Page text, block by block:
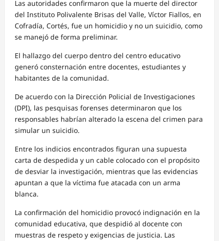
Las autoridades confirmaron que la muerte del director
del Instituto Polivalente Brisas del Valle, Víctor Fiallos, en
Cofradía, Cortés, fue un homicidio y no un suicidio, como
se manejó de forma preliminar.
El hallazgo del cuerpo dentro del centro educativo
generó consternación entre docentes, estudiantes y
habitantes de la comunidad.
De acuerdo con la Dirección Policial de Investigaciones
(DPI), las pesquisas forenses determinaron que los
responsables habrían alterado la escena del crimen para
simular un suicidio.
Entre los indicios encontrados figuran una supuesta
carta de despedida y un cable colocado con el propósito
de desviar la investigación, mientras que las evidencias
apuntan a que la víctima fue atacada con un arma
blanca.
La confirmación del homicidio provocó indignación en la
comunidad educativa, que despidió al docente con
muestras de respeto y exigencias de justicia. Las